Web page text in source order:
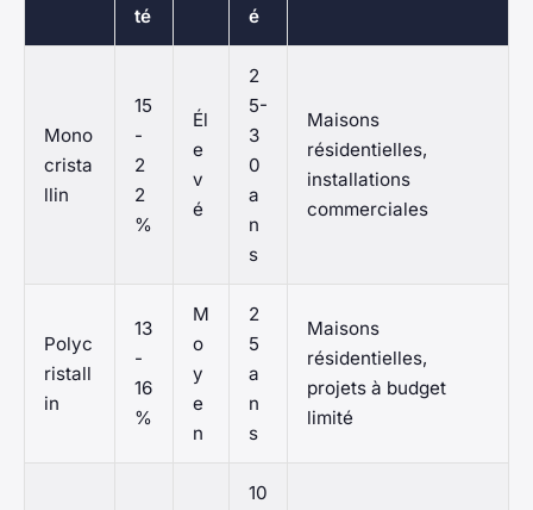
té
é
Mono
crista
llin
15
-
2
2
%
Él
e
v
é
2
5-
3
0
a
n
s
Maisons
résidentielles,
installations
commerciales
Polyc
ristall
in
13
-
16
%
M
o
y
e
n
2
5
a
n
s
Maisons
résidentielles,
projets à budget
limité
10